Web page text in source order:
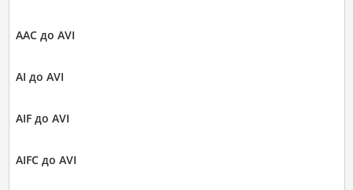
AAC до AVI
AI до AVI
AIF до AVI
AIFC до AVI